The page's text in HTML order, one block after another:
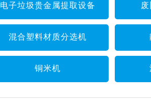
电子垃圾贵金属提取设备
混合塑料材质分选机
铜米机